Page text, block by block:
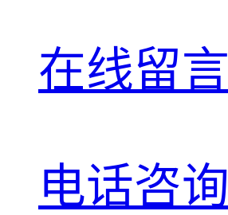
在线留言
电话咨询